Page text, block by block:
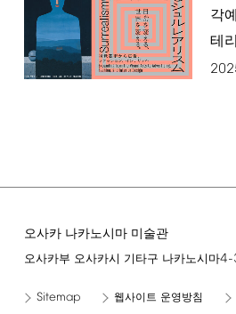
각
테
오사카 나카노시마 미술관
오사카부 오사카시 기타구 나카노시마4-
Sitemap 웹사이트 운영방침